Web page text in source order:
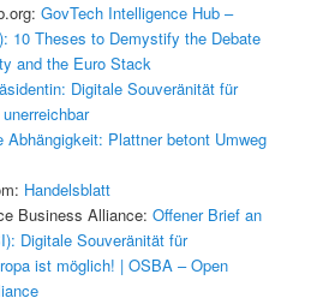
GovTech Intelligence Hub –
10 Theses to Demystify the Debate
and the Euro Stack
Digitale Souveränität für
Abhängigkeit: Plattner betont Umweg
Handelsblatt
Business Alliance: Offener Brief an
Digitale Souveränität für
ist möglich! | OSBA – Open